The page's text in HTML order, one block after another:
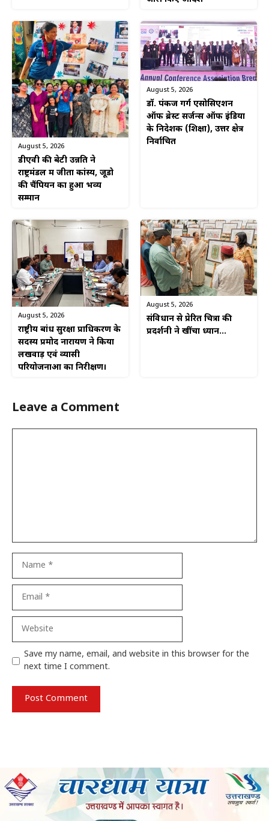
August 5, 2026
डीएवी की बेटी उन्नति ने
राष्ट्रमंडल में जीता कांस्य, जूडो
की चैंपियन का हुआ भव्य
सम्मान
August 5, 2026
डॉ. पंकज गर्ग एसोसिएशन
ऑफ ब्रेस्ट सर्जन्स ऑफ इंडिया
के निदेशक (शिक्षा), उत्तर क्षेत्र
निर्वाचित
August 5, 2026
राष्ट्रीय बांध सुरक्षा प्राधिकरण के
सदस्य प्रमोद नारायण ने किया
लखवाड़ एवं व्यासी
परियोजनाओं का निरीक्षण।
August 5, 2026
संविधान से प्रेरित चित्रों की
प्रदर्शनी ने खींचा ध्यान…
Leave a Comment
Website
Save my name, email, and website in this browser for the
next time I comment.